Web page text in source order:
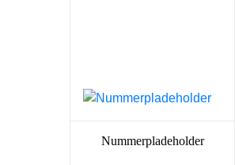
Nummerpladeholder